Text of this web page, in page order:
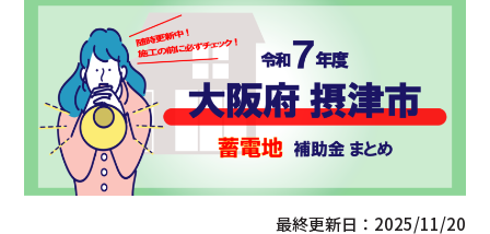
最終更新日：2025/11/20